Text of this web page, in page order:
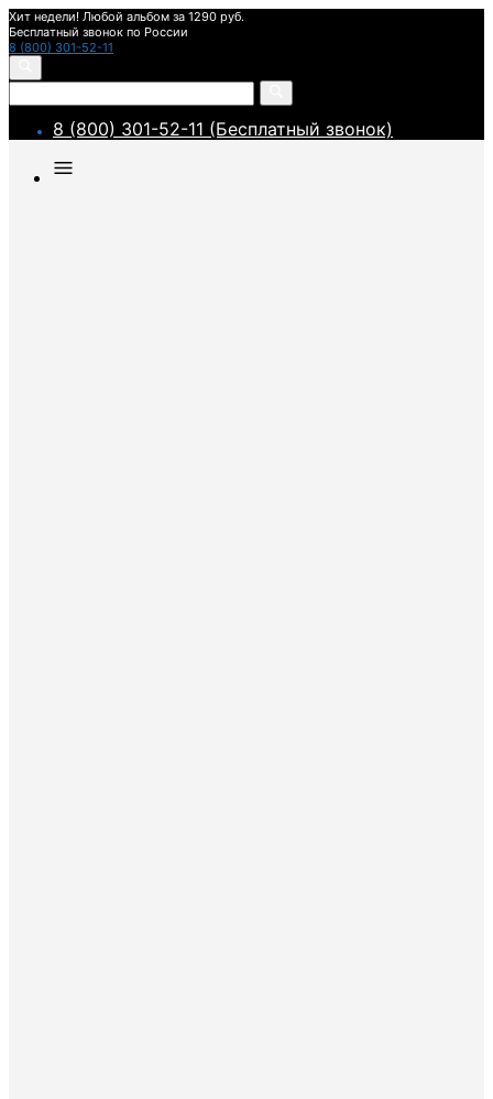
Хит недели! Любой альбом за 1290 руб.
Бесплатный звонок по России
8 (800) 301-52-11
8 (800) 301-52-11 (Бесплатный звонок)